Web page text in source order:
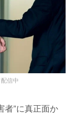
信中
者”に真正面か